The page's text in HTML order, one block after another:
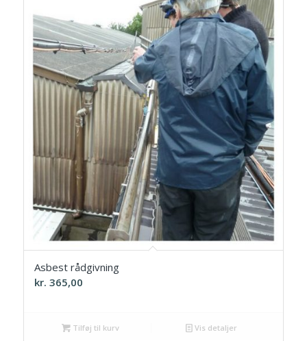
Asbest rådgivning
kr. 365,00
Tilføj til kurv Vis detaljer